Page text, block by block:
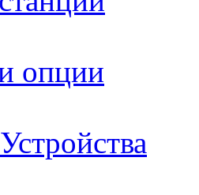
опции